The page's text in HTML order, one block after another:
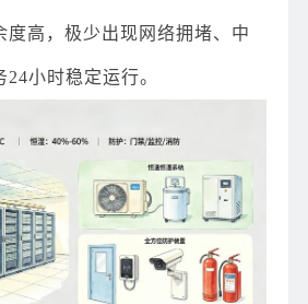
度高，极少出现网络拥堵、中
小时稳定运行。